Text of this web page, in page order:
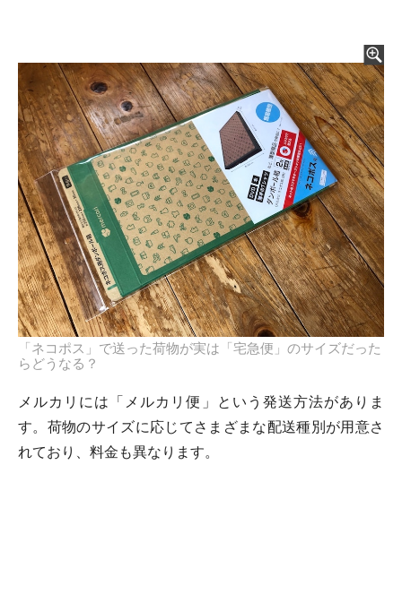
「ネコポス」で送った荷物が実は「宅急便」のサイズだった
らどうなる？
メルカリには「メルカリ便」という発送方法がありま
す。荷物のサイズに応じてさまざまな配送種別が用意さ
れており、料金も異なります。